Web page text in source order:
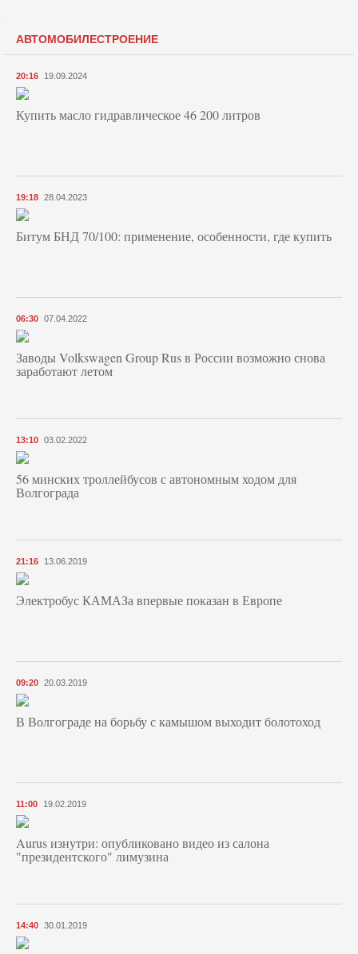
АВТОМОБИЛЕСТРОЕНИЕ
20:16 19.09.2024
Купить масло гидравлическое 46 200 литров
19:18 28.04.2023
Битум БНД 70/100: применение, особенности, где купить
06:30 07.04.2022
Заводы Volkswagen Group Rus в России возможно снова
заработают летом
13:10 03.02.2022
56 минских троллейбусов с автономным ходом для
Волгограда
21:16 13.06.2019
Электробус КАМАЗа впервые показан в Европе
09:20 20.03.2019
В Волгограде на борьбу с камышом выходит болотоход
11:00 19.02.2019
Aurus изнутри: опубликовано видео из салона
"президентского" лимузина
14:40 30.01.2019